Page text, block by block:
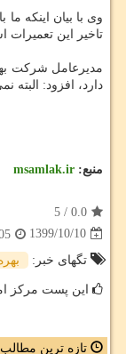
تاخیر این
دارد، افزود: البته
منبع: msamlak.ir
0.0
/
5
1399/10/10
تگهای خبر:
این پست مرکز
تازه ترین